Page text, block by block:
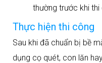
thường trước khi thi
Thực hiện thi công
Sau khi đã chuẩn bị bề
dụng cọ quét, con lăn